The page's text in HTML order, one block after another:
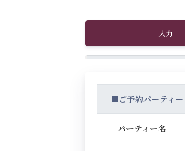
入力
■ご予約パーティー
パーティー名